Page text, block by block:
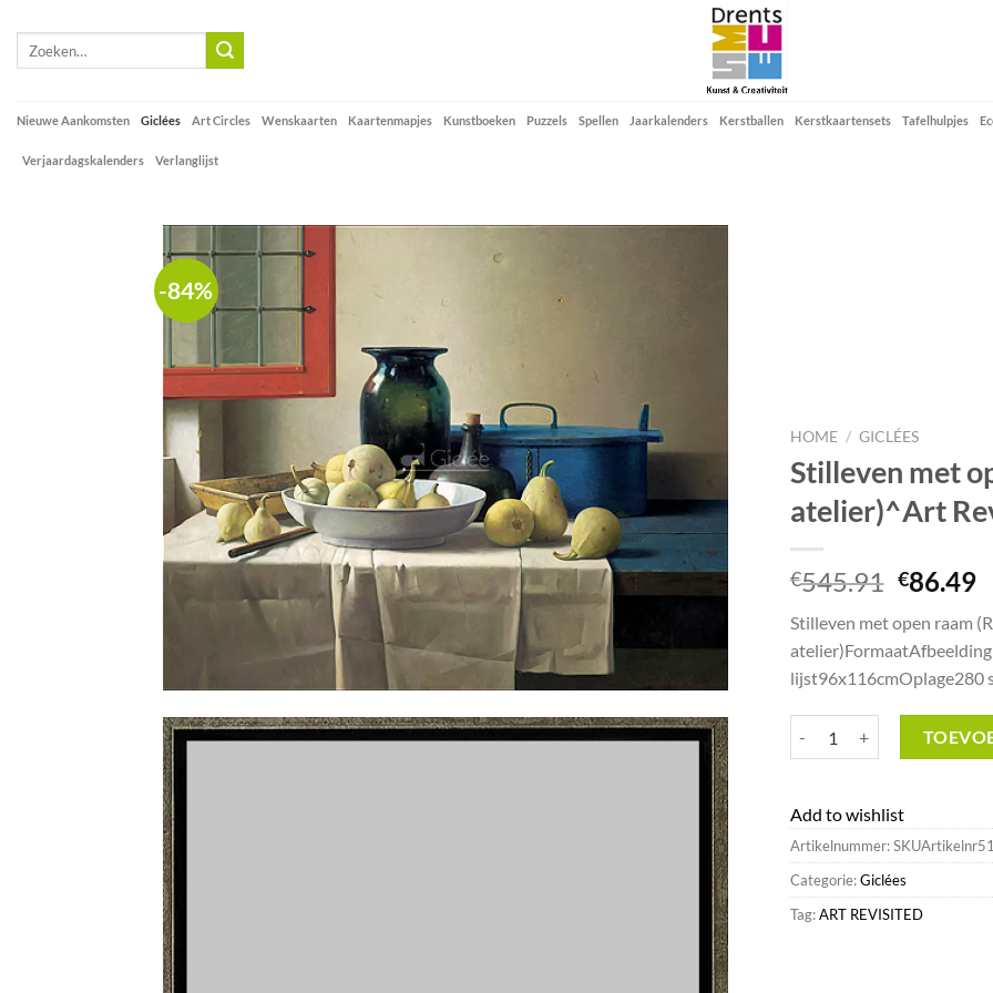
content
Nieuwe Aankomsten Giclées Art Circles Wenskaarten Kaartenmapjes Kunstboeken Puzzels Spellen Jaarkalenders Kerstballen Kerstkaartensets Tafelhulpjes
Verjaardagskalenders Verlanglijst
-84%
HOME / GICLÉES
Stilleven met
atelier)^Art
€545.91
was:
€86.49
Stilleven met open raam
lijst96x116cmOplage280
Add to wishlist
Artikelnummer:
Categorie:Giclées
Tag:ART REVISITED